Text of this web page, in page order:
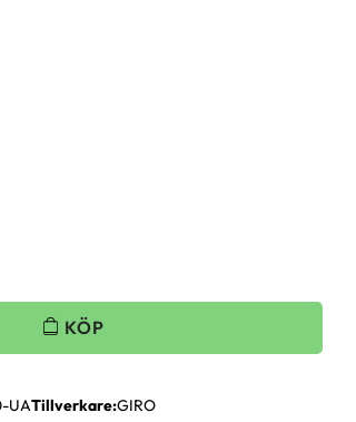
UATillverkare GIRO